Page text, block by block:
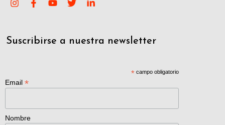
Suscribirse a nuestra newsletter
*campo obligatorio
Email *
Nombre